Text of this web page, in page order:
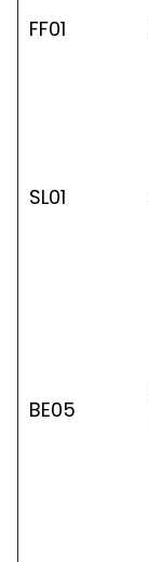
FF01
SL01
BE05